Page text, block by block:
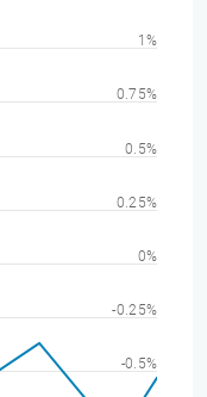
-0.5%
-0.25%
0%
0.25%
0.5%
0.75%
1%